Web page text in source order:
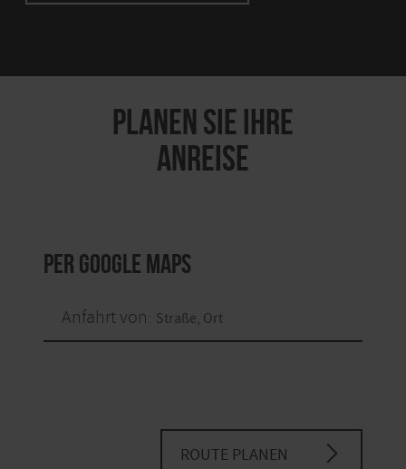
PLANEN SIE IHRE
ANREISE
per Google Maps
Anfahrt von:
ROUTE PLANEN